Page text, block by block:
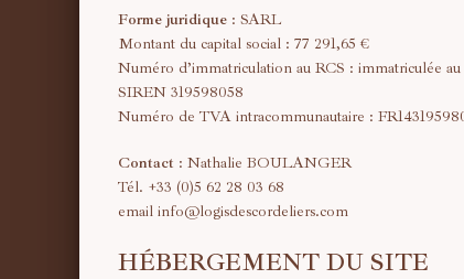
Forme juridique : SARL
Montant du capital social : 77 291,65 €
Numéro d’immatriculation au RCS : immatriculée
SIREN 319598058
Numéro de TVA intracommunautaire :
Contact : Nathalie BOULANGER
Tél. +33 (0)5 62 28 03 68
email info@logisdescordeliers.com
HÉBERGEMENT DU SITE